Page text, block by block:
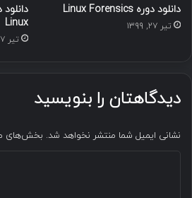
دانلود دوره Linux Forensics
تیر ۲۷, ۱۳۹۹
Linux
تیر ۲۷, ۱۳۹۹
دیدگاهتان را بنویسید
نشانی ایمیل شما منتشر نخواهد شد. بخش‌های